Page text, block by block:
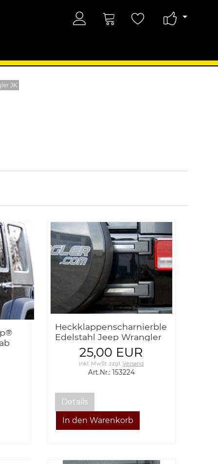
JK
Heckklappenscharnierblendenset
Edelstahl Jeep Wrangler
JK 07-1725,00 EUR
inkl. MwSt. zzgl.Versand
Art.Nr.: 153224
Details